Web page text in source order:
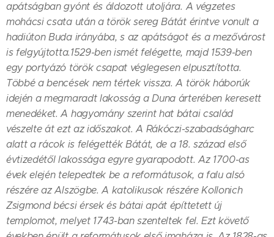
apátságban gyónt és áldozott utoljára. A végzetes
mohácsi csata után a török sereg Bátát érintve vonult a
hadiúton Buda irányába, s az apátságot és a mezővárost
is felgyújtotta.1529-ben ismét felégette, majd 1539-ben
egy portyázó török csapat véglegesen elpusztította.
Többé a bencések nem tértek vissza. A török háborúk
idején a megmaradt lakosság a Duna árterében keresett
menedéket. A hagyomány szerint hat bátai család
vészelte át ezt az időszakot. A Rákóczi-szabadságharc
alatt a rácok is felégették Bátát, de a 18. század első
évtizedétől lakossága egyre gyarapodott. Az 1700-as
évek elején telepedtek be a reformátusok, a falu alsó
részére az Alszögbe. A katolikusok részére Kollonich
Zsigmond bécsi érsek és bátai apát építtetett új
templomot, melyet 1743-ban szenteltek fel. Ezt követő